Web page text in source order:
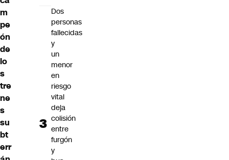
m
pe
ón
de
lo
s
tre
ne
s
su
bt
err
Dos
personas
fallecidas
y
un
menor
en
riesgo
vital
deja
colisión
entre
furgón
y